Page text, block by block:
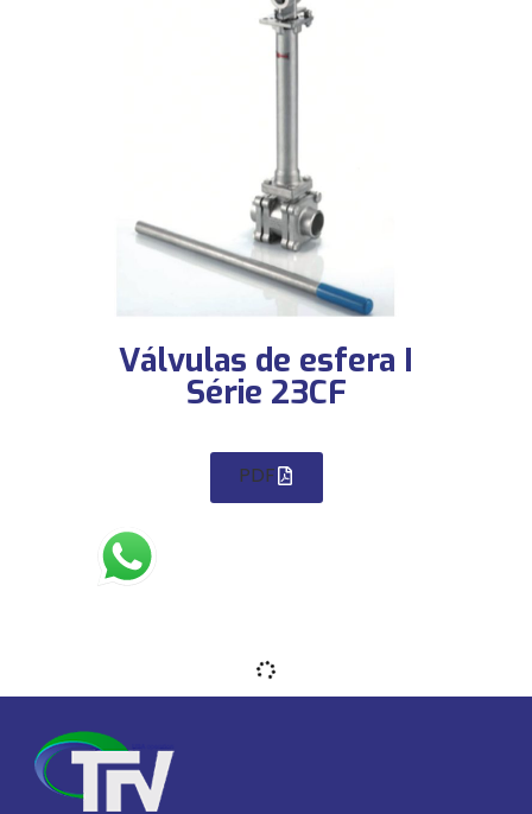
Válvulas de esfera I
Série 23CF
PDF
Válvulas de esfera I